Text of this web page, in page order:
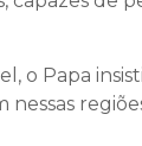
Papa